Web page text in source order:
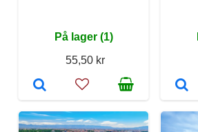
På lager (1)
55,50 kr